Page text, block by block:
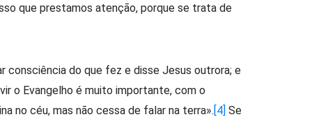
que prestamos atenção, porque se trata de
consciência do que fez e disse Jesus outrora; e
o Evangelho é muito importante, com o
no céu, mas não cessa de falar na terra».[4] Se